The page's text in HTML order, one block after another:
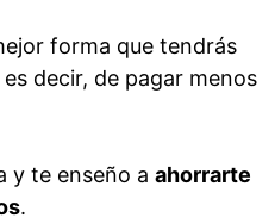
forma que tendrás
decir, de pagar menos
y te enseño a ahorrarte
.